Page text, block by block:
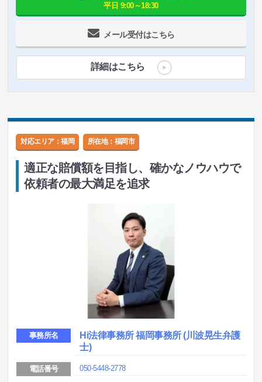
メール受付はこちら
平日 9:00～18:30
詳細はこちら
対応エリア：福岡 所在地： 福岡市
適正な賠償額を目指し、確かなノウハウで
依頼者の最大満足を追求
事務所名
Hi法律事務所 福岡事務所 (川波晃生弁護
士)
電話番号 050-5448-2778